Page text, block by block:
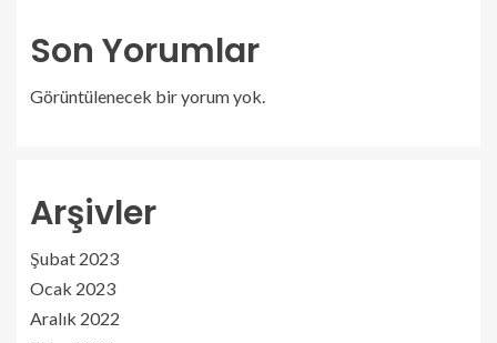
Son Yorumlar
Görüntülenecek bir yorum yok.
Arşivler
Şubat 2023
Ocak 2023
Aralık 2022